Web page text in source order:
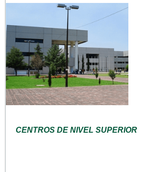
CENTROS DE NIVEL SUPERIOR